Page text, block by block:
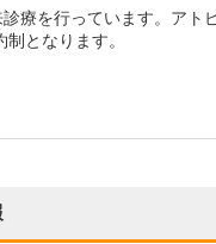
療を行っています。アト
となります。